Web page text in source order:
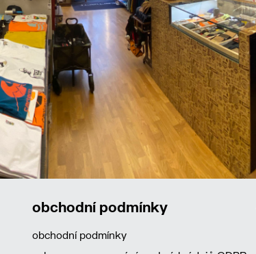
obchodní podmínky
obchodní podmínky